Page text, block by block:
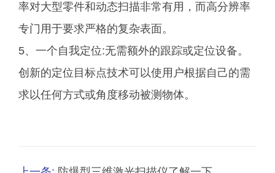
率对大型零件和动态扫描非常有用，而高分辨率
专门用于要求严格的复杂表面。
5、一个自我定位:无需额外的跟踪或定位设备。
创新的定位目标点技术可以使用户根据自己的需
求以任何方式或角度移动被测物体。